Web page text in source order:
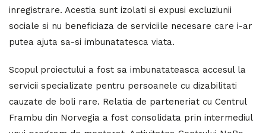
inregistrare. Acestia sunt izolati si expusi excluziunii
sociale si nu beneficiaza de serviciile necesare care i-ar
putea ajuta sa-si imbunatatesca viata.
Scopul proiectului a fost sa imbunatateasca accesul la
servicii specializate pentru persoanele cu dizabilitati
cauzate de boli rare. Relatia de parteneriat cu Centrul
Frambu din Norvegia a fost consolidata prin intermediul